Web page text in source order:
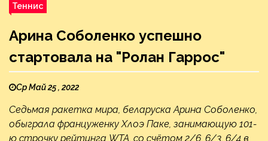
Теннис
Арина Соболенко успешно
стартовала на "Ролан Гаррос"
Ср Май 25 , 2022
Седьмая ракетка мира, беларуска Арина Соболенко,
обыграла француженку Хлоэ Паке, занимающую 101-
ю строчку рейтинга WTA, со счётом 2/6, 6/3, 6/4 в